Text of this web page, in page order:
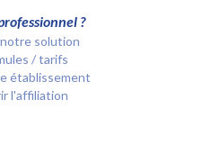
?
solution
/ tarifs
établissement
l'affiliation